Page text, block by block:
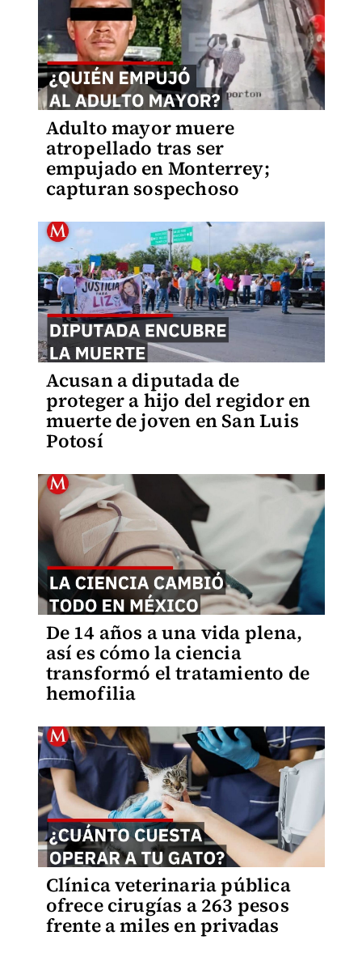
Adulto mayor muere
atropellado tras ser
empujado en Monterrey;
capturan sospechoso
Acusan a diputada de
proteger a hijo del regidor en
muerte de joven en San Luis
Potosí
De 14 años a una vida plena,
así es cómo la ciencia
transformó el tratamiento de
hemofilia
Clínica veterinaria pública
ofrece cirugías a 263 pesos
frente a miles en privadas